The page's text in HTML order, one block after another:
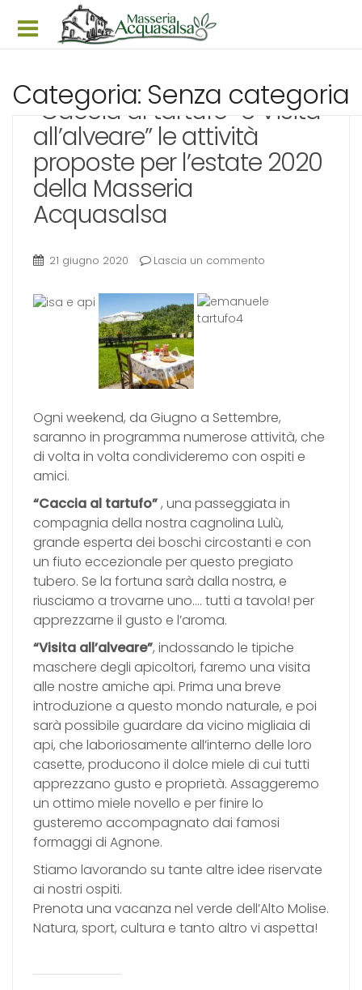
Struttura
Appartamenti
Prezzi & Offerte
Prenota ora
Galleria
News
Itinerari
Dove siamo
Contatti
Shop online
Categoria: Senza categoria
“Caccia al tartufo” e Visita
all’alveare” le attività
proposte per l’estate 2020
della Masseria
Acquasalsa
21 giugno 2020 Lascia un commento
Ogni weekend, da Giugno a Settembre,
saranno in programma numerose attività, che
di volta in volta condivideremo con ospiti e
amici.
“Caccia al tartufo”, una passeggiata in
compagnia della nostra cagnolina Lulù,
grande esperta dei boschi circostanti e con
un fiuto eccezionale per questo pregiato
tubero. Se la fortuna sarà dalla nostra, e
riusciamo a trovarne uno…. tutti a tavola! per
apprezzarne il gusto e l’aroma.
“Visita all’alveare”, indossando le tipiche
maschere degli apicoltori, faremo una visita
alle nostre amiche api. Prima una breve
introduzione a questo mondo naturale, e poi
sarà possibile guardare da vicino migliaia di
api, che laboriosamente all’interno delle loro
casette, producono il dolce miele di cui tutti
apprezzano gusto e proprietà. Assaggeremo
un ottimo miele novello e per finire lo
gusteremo accompagnato dai famosi
formaggi di Agnone.
Stiamo lavorando su tante altre idee riservate
ai nostri ospiti.
Prenota una vacanza nel verde dell’Alto Molise.
Natura, sport, cultura e tanto altro vi aspetta!